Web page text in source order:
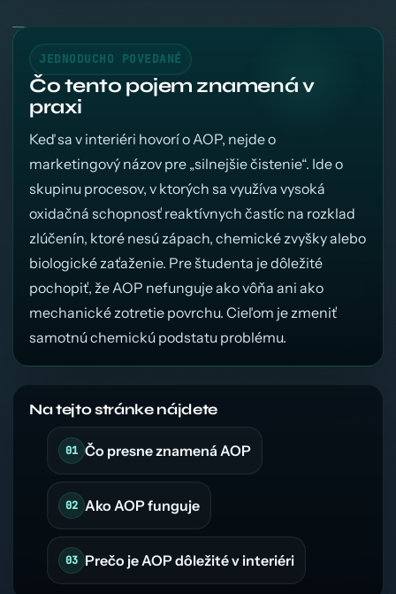
JEDNODUCHO POVEDANÉ
Čo tento pojem znamená v
praxi
Keď sa v interiéri hovorí o AOP, nejde o
marketingový názov pre „silnejšie čistenie“. Ide o
skupinu procesov, v ktorých sa využíva vysoká
oxidačná schopnosť reaktívnych častíc na rozklad
zlúčenín, ktoré nesú zápach, chemické zvyšky alebo
biologické zaťaženie. Pre študenta je dôležité
pochopiť, že AOP nefunguje ako vôňa ani ako
mechanické zotretie povrchu. Cieľom je zmeniť
samotnú chemickú podstatu problému.
Na tejto stránke nájdete
Čo presne znamená AOP
Ako AOP funguje
Prečo je AOP dôležité v interiéri